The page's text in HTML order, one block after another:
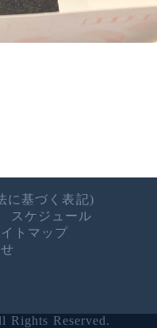
に基づく表記)
スケジュール
トマップ
Reserved.